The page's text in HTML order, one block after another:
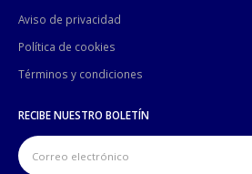
Aviso de privacidad
Política de cookies
Términos y condiciones
RECIBE NUESTRO BOLETÍN